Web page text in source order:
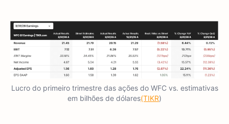
Lucro do primeiro trimestre das ações do WFC vs. estimativas
em bilhões de dólares(TIKR)